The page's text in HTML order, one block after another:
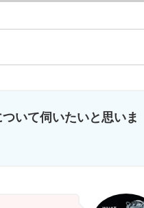
いて伺いたいと思いま